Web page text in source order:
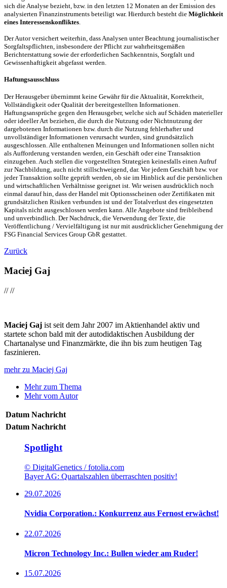
sich die Analyse bezieht, bzw. in den letzten 12 Monaten an der Emission des
analysierten Finanzinstruments beteiligt war. Hierdurch besteht die Möglichkeit
eines Interessenskonfliktes
Der Autor versichert weiterhin, dass Analysen unter Beachtung journalistischer
Sorgfaltspflichten, insbesondere der Pflicht zur wahrheitsgemäßen
Berichterstattung sowie der erforderlichen Sachkenntnis, Sorgfalt und
Gewissenhaftigkeit abgefasst werden.
Haftungsausschluss
Der Herausgeber übernimmt keine Gewähr für die Aktualität, Korrektheit,
Vollständigkeit oder Qualität der bereitgestellten Informationen.
Haftungsansprüche gegen den Herausgeber, welche sich auf Schäden materieller
oder ideeller Art beziehen, die durch die Nutzung oder Nichtnutzung der
dargebotenen Informationen bzw. durch die Nutzung fehlerhafter und
unvollständiger Informationen verursacht wurden, sind grundsätzlich
ausgeschlossen. Alle enthaltenen Meinungen und Informationen sollen nicht
als Aufforderung verstanden werden, ein Geschäft oder eine Transaktion
einzugehen. Auch stellen die vorgestellten Strategien keinesfalls einen Aufruf
zur Nachbildung, auch nicht stillschweigend, dar. Vor jedem Geschäft bzw. vor
jeder Transaktion sollte geprüft werden, ob sie im Hinblick auf die persönlichen
und wirtschaftlichen Verhältnisse geeignet ist. Wir weisen ausdrücklich noch
einmal darauf hin, dass der Handel mit Optionsscheinen oder Zertifikaten mit
grundsätzlichen Risiken verbunden ist und der Totalverlust des eingesetzten
Kapitals nicht ausgeschlossen werden kann. Alle Angebote sind freibleibend
und unverbindlich. Der Nachdruck, die Verwendung der Texte, die
Veröffentlichung / Vervielfältigung ist nur mit ausdrücklicher Genehmigung der
FSG Financial Services Group GbR gestattet.
Zurück
Maciej Gaj
////
Maciej Gaj ist seit dem Jahr 2007 im Aktienhandel aktiv und
startete schon bald mit der autodidaktischen Ausbildung der
Chartanalyse und Finanzmärkte, die ihn bis zum heutigen Tag
faszinieren.
mehr zu Maciej Gaj
Mehr zum Thema
Mehr vom Autor
Datum Nachricht
Datum Nachricht
Spotlight
© DigitalGenetics / fotolia.com
Bayer AG: Quartalszahlen überraschten positiv!
29.07.2026
Nvidia Corporation.: Konkurrenz aus Fernost erwächst!
22.07.2026
Micron Technology Inc.: Bullen wieder am Ruder!
15.07.2026